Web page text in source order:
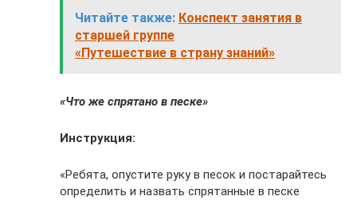
Читайте также: Конспект занятия в
старшей группе
«Путешествие в страну знаний»
«Что же спрятано в песке»
Инструкция:
«Ребята, опустите руку в песок и постарайтесь
определить и назвать спрятанные в песке